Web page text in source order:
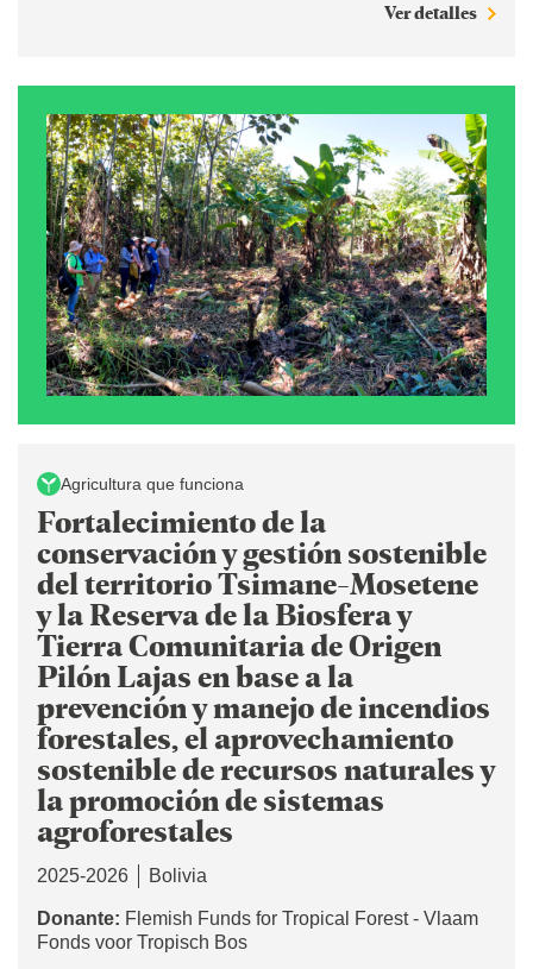
Ver detalles
Agricultura que funciona
Fortalecimiento de la
conservación y gestión sostenible
del territorio Tsimane-Mosetene
y la Reserva de la Biosfera y
Tierra Comunitaria de Origen
Pilón Lajas en base a la
prevención y manejo de incendios
forestales, el aprovechamiento
sostenible de recursos naturales y
la promoción de sistemas
agroforestales
2025-2026 Bolivia
Donante: Flemish Funds for Tropical Forest - Vlaam
Fonds voor Tropisch Bos